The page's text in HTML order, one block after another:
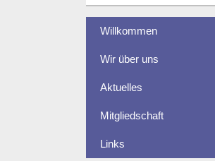
Willkommen
Wir über uns
Aktuelles
Mitgliedschaft
Links